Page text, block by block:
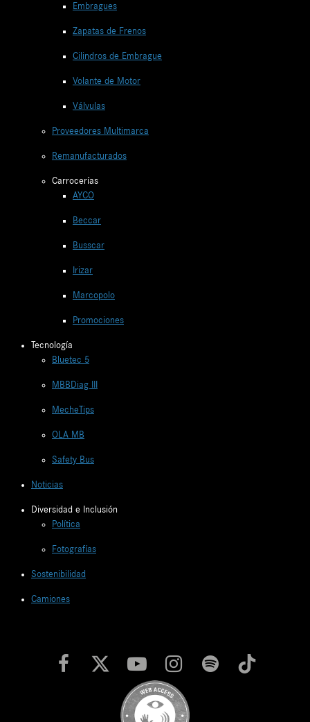
Embragues
Zapatas de Frenos
Cilindros de Embrague
Volante de Motor
Válvulas
Proveedores Multimarca
Remanufacturados
Carrocerías
AYCO
Beccar
Busscar
Irizar
Marcopolo
Promociones
Tecnología
Bluetec 5
MBBDiag III
MecheTips
OLA MB
Safety Bus
Noticias
Diversidad e Inclusión
Política
Fotografías
Sostenibilidad
Camiones